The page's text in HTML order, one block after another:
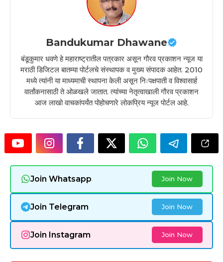
Bandukumar Dhawane
बंडूकुमार धवणे हे महाराष्ट्रातील पत्रकार असून गौरव प्रकाशन न्यूज या
मराठी डिजिटल बातम्या पोर्टलचे संस्थापक व मुख्य संपादक आहेत. 2010
मध्ये त्यांनी या माध्यमाची स्थापना केली असून निःपक्षपाती व विश्वासार्ह
वार्तांकनासाठी ते ओळखले जातात. त्यांच्या नेतृत्वाखाली गौरव प्रकाशन
आज लाखो वाचकांपर्यंत पोहोचणारे लोकप्रिय न्यूज पोर्टल आहे.
Join Whatsapp Join Now
Join Telegram Join Now
Join Instagram Join Now